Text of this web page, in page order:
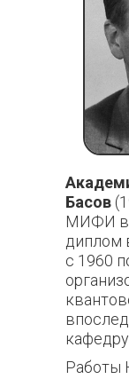
Басов
МИФИ в
диплом
с 1960
Работы